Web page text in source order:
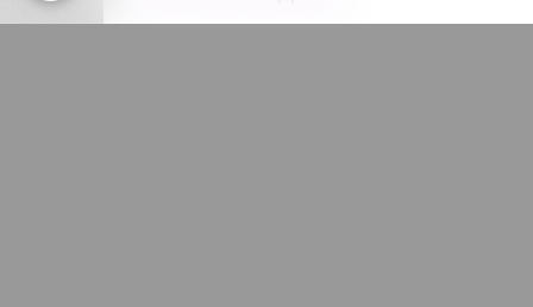
Site